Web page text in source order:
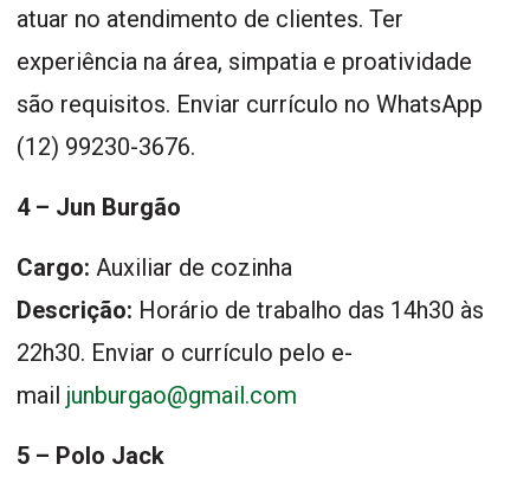
atuar no atendimento de clientes. Ter
experiência na área, simpatia e proatividade
são requisitos. Enviar currículo no WhatsApp
(12) 99230-3676.
4 – Jun Burgão
Cargo: Auxiliar de cozinha
Descrição: Horário de trabalho das 14h30 às
22h30. Enviar o currículo pelo e-
mail junburgao@gmail.com
5 – Polo Jack